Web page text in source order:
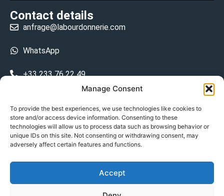
Manage Consent
To provide the best experiences, we use technologies like cookies to
store and/or access device information. Consenting to these
technologies will allow us to process data such as browsing behavior or
unique IDs on this site. Not consenting or withdrawing consent, may
adversely affect certain features and functions.
Accept
Contact details
anfrage@labourdonnerie.com
WhatsApp
+33 233 76 22 49
15 La Bourdonnerie 50430 Vesly
prosecuted.blusher.yielded
DE
Datenschutzrichtlinie